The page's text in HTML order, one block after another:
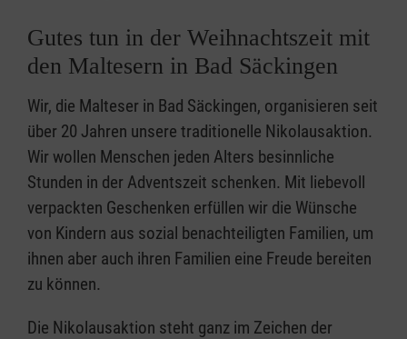
Gutes tun in der Weihnachtszeit mit
den Maltesern in Bad Säckingen
Wir, die Malteser in Bad Säckingen, organisieren seit
über 20 Jahren unsere traditionelle Nikolausaktion.
Wir wollen Menschen jeden Alters besinnliche
Stunden in der Adventszeit schenken. Mit liebevoll
verpackten Geschenken erfüllen wir die Wünsche
von Kindern aus sozial benachteiligten Familien, um
ihnen aber auch ihren Familien eine Freude bereiten
zu können.
Die Nikolausaktion steht ganz im Zeichen der